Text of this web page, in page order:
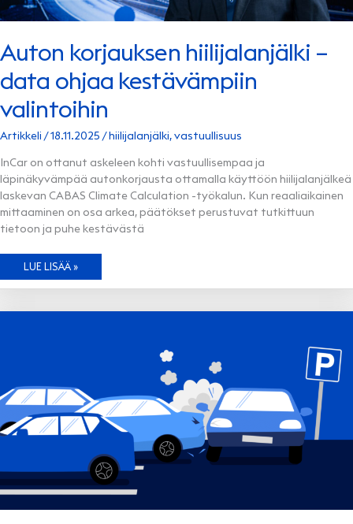
Auton korjauksen hiilijalanjälki –
data ohjaa kestävämpiin
valintoihin
Artikkeli /18.11.2025 /hiilijalanjälki,vastuullisuus
InCar on ottanut askeleen kohti vastuullisempaa ja
läpinäkyvämpää autonkorjausta ottamalla käyttöön hiilijalanjälkeä
laskevan CABAS Climate Calculation -työkalun. Kun reaaliaikainen
mittaaminen on osa arkea, päätökset perustuvat tutkittuun
tietoon ja puhe kestävästä
AUTON
HIILIJALANJÄLKI
LUE LISÄÄ »